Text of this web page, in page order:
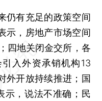
仍有充足的政策空间
示，房地产市场空间
四地关闭金交所，各
入外资承销机构13
外开放持续推进；国
示，说法不准确；民